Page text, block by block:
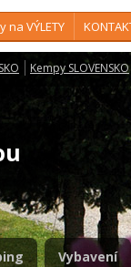
na VÝLETY
Kempy SLOVENSKO
Vybavení